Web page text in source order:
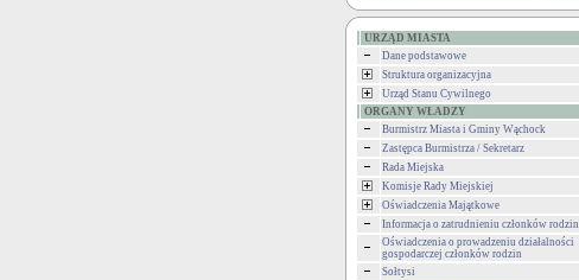
URZĄD MIASTA
Dane podstawowe
Struktura organizacyjna
Urząd Stanu Cywilnego
ORGANY WŁADZY
Burmistrz Miasta i Gminy Wąchock
Zastępca Burmistrza / Sekretarz
Rada Miejska
Komisje Rady Miejskiej
Oświadczenia Majątkowe
Informacja o zatrudnieniu członków rodzin
Oświadczenia o prowadzeniu działalności
gospodarczej członków rodzin
Sołtysi